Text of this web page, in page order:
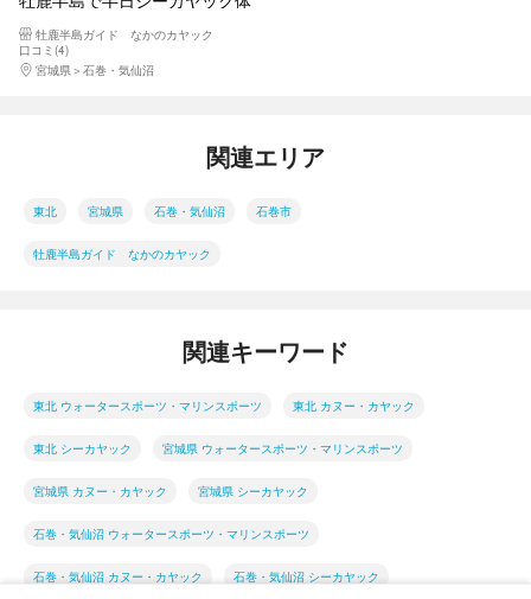
牡鹿半島ガイド なかのカヤック
口コミ(4)
宮城県
石巻・気仙沼
関連エリア
東北 宮城県 石巻・気仙沼 石巻市
牡鹿半島ガイド なかのカヤック
関連キーワード
東北 ウォータースポーツ・マリンスポーツ 東北 カヌー・カヤック
東北 シーカヤック 宮城県 ウォータースポーツ・マリンスポーツ
宮城県 カヌー・カヤック 宮城県 シーカヤック
石巻・気仙沼 ウォータースポーツ・マリンスポーツ
石巻・気仙沼 カヌー・カヤック 石巻・気仙沼 シーカヤック